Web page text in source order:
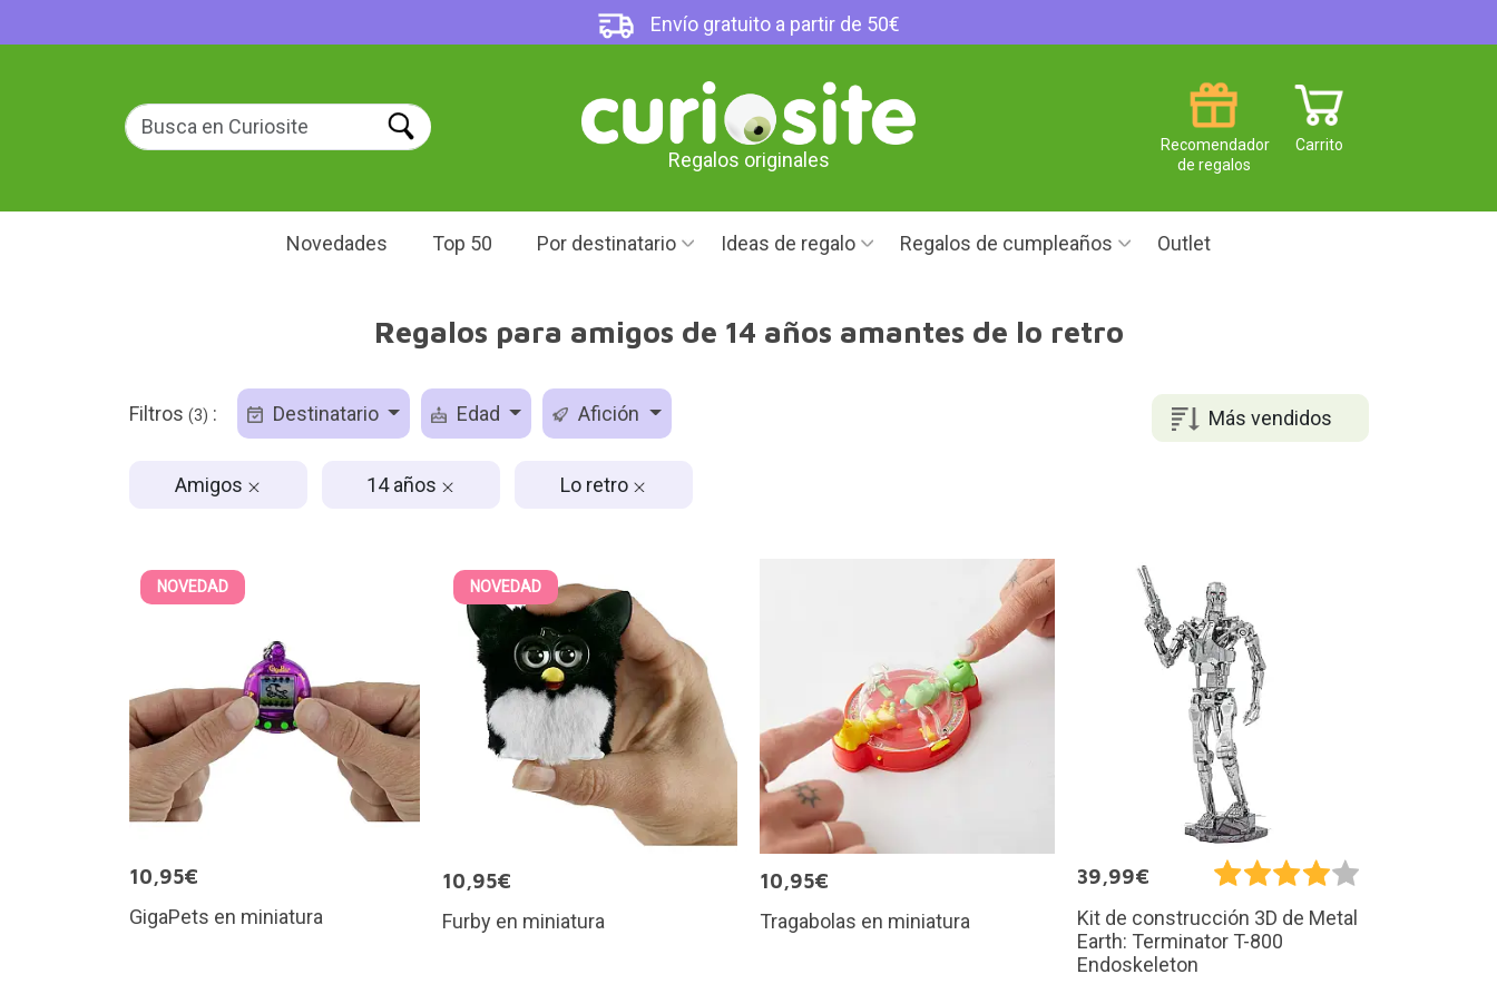
Envío gratuito a partir de 50€
Regalos originales
Carrito
Recomendador
de regalos
Novedades Top 50 Por destinatario Ideas de regalo Regalos de cumpleaños Outlet
Regalos para amigos de 14 años amantes de lo retro
Más vendidos
Filtros (3) : Destinatario Edad Afición
Amigos 14 años Lo retro
NOVEDAD
10,95€
GigaPets en miniatura
NOVEDAD
10,95€
Furby en miniatura
10,95€
Tragabolas en miniatura
39,99€
Kit de construcción 3D de Metal
Earth: Terminator T-800
Endoskeleton